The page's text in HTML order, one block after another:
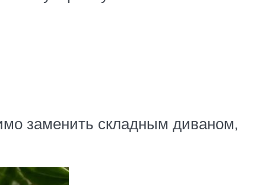
заменить складным диваном,